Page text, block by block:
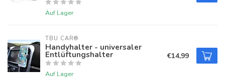
Auf Lager
TBU CAR®
Handyhalter - universaler
Entlüftungshalter
Auf Lager
€14,99